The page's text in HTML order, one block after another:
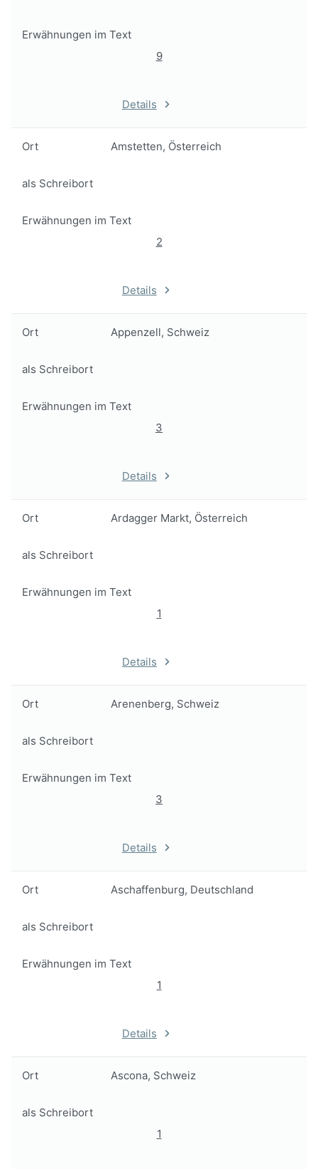
Erwähnungen im Text
9
Details
Ort Amstetten, Österreich
als Schreibort
Erwähnungen im Text
2
Details
Ort Appenzell, Schweiz
als Schreibort
Erwähnungen im Text
3
Details
Ort Ardagger Markt, Österreich
als Schreibort
Erwähnungen im Text
1
Details
Ort Arenenberg, Schweiz
als Schreibort
Erwähnungen im Text
3
Details
Ort Aschaffenburg, Deutschland
als Schreibort
Erwähnungen im Text
1
Details
Ort Ascona, Schweiz
als Schreibort
1